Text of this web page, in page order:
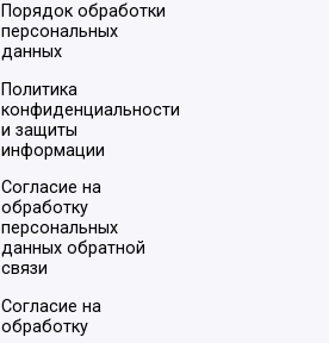
Порядок обработки
персональных
данных
Политика
конфиденциальности
и защиты
информации
Согласие на
обработку
персональных
данных обратной
связи
Согласие на
обработку